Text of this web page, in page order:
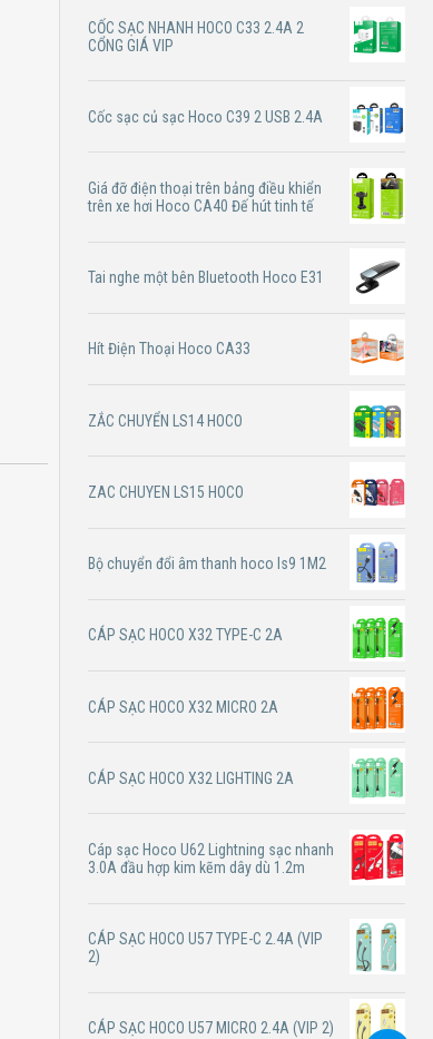
CỐC SẠC NHANH HOCO C33 2.4A 2
CỔNG GIÁ VIP
Cốc sạc củ sạc Hoco C39 2 USB 2.4A
Giá đỡ điện thoại trên bảng điều khiển
trên xe hơi Hoco CA40 Đế hút tinh tế
Tai nghe một bên Bluetooth Hoco E31
Hít Điện Thoại Hoco CA33
ZẮC CHUYỂN LS14 HOCO
ZAC CHUYEN LS15 HOCO
Bộ chuyển đổi âm thanh hoco ls9 1M2
CÁP SẠC HOCO X32 TYPE-C 2A
CÁP SẠC HOCO X32 MICRO 2A
CÁP SẠC HOCO X32 LIGHTING 2A
Cáp sạc Hoco U62 Lightning sạc nhanh
3.0A đầu hợp kim kẽm dây dù 1.2m
CÁP SẠC HOCO U57 TYPE-C 2.4A (VIP
2)
CÁP SẠC HOCO U57 MICRO 2.4A (VIP 2)